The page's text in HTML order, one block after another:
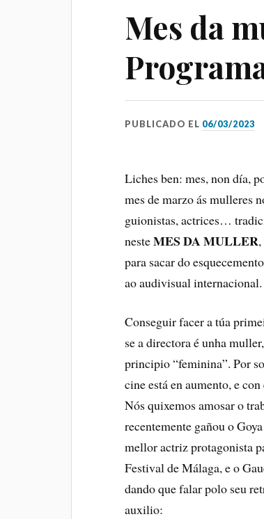
Mes da
PUBLICADO EL 06/03/2023
Liches ben: mes, non día,
mes de marzo ás mulleres
guionistas, actrices…
nesteMES DA MULLER
para sacar do
ao audivisual
Conseguir facer a túa
se a directora é unha
principio “feminina”. Por
cine está en aumento, e
Nós quixemos amosar o
recentemente gañou o
mellor actriz protagonista
Festival de Málaga, e o
dando que falar polo seu
auxilio:
RESERVA